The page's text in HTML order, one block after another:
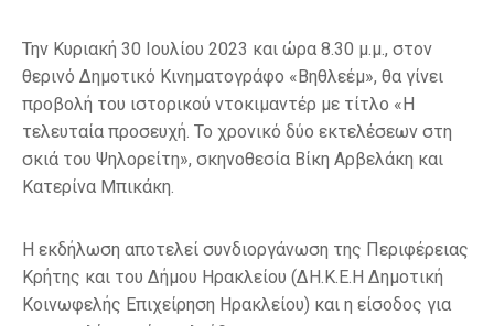
Την Κυριακή 30 Ιουλίου 2023 και ώρα 8.30 μ.μ., στον
θερινό Δημοτικό Κινηματογράφο «Βηθλεέμ», θα γίνει
προβολή του ιστορικού ντοκιμαντέρ με τίτλο «Η
τελευταία προσευχή. Το χρονικό δύο εκτελέσεων στη
σκιά του Ψηλορείτη», σκηνοθεσία Βίκη Αρβελάκη και
Κατερίνα Μπικάκη.
Η εκδήλωση αποτελεί συνδιοργάνωση της Περιφέρειας
Κρήτης και του Δήμου Ηρακλείου (ΔΗ.Κ.Ε.Η Δημοτική
Κοινωφελής Επιχείρηση Ηρακλείου) και η είσοδος για